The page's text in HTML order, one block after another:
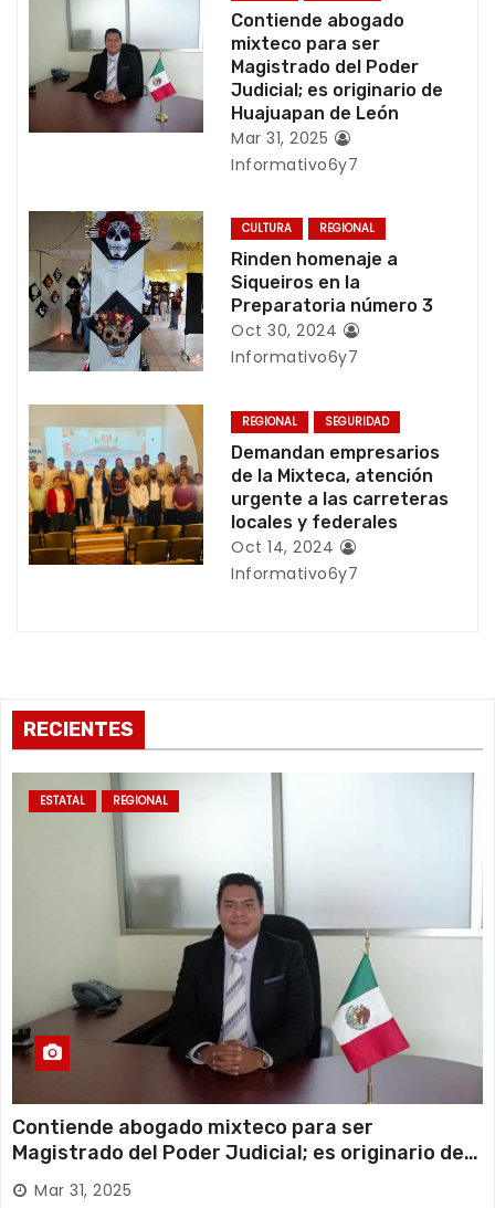
ó
n
e
e
n
t
a
d
a
s
Contiende abogado
mixteco para ser
Magistrado del Poder
Judicial; es originario de
Huajuapan de León
Mar 31, 2025
Informativo6y7
CULTURA REGIONAL
Rinden homenaje a
Siqueiros en la
Preparatoria número 3
Oct 30, 2024
Informativo6y7
REGIONAL SEGURIDAD
Demandan empresarios
de la Mixteca, atención
urgente a las carreteras
locales y federales
Oct 14, 2024
Informativo6y7
RECIENTES
ESTATAL REGIONAL
Contiende abogado mixteco para ser
Magistrado del Poder Judicial; es originario de
Huajuapan de León
Mar 31, 2025